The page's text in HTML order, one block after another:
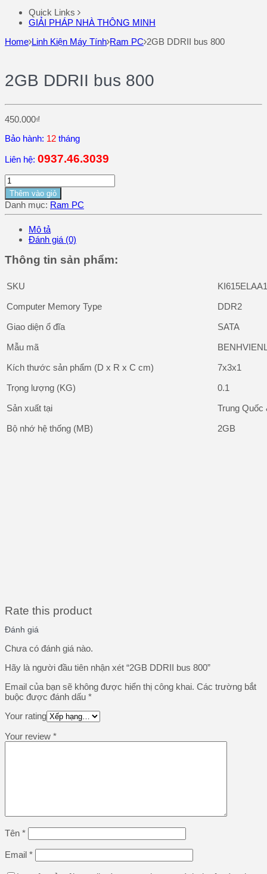
Quick Links
GIẢI PHÁP NHÀ THÔNG MINH
Home Linh Kiện Máy Tính Ram PC 2GB DDRII bus 800
2GB DDRII bus 800
450.000₫
Bảo hành: 12 tháng
Liên hệ: 0937.46.3039
Thêm vào giỏ
Danh mục: Ram PC
Mô tả
Đánh giá (0)
Thông tin sản phẩm:
SKU
Computer Memory Type
DDR2
Giao diện ổ đĩa
SATA
Mẫu mã
Kích thước sản phẩm (D x R x C cm)
7x3x1
Trọng lượng (KG)
0.1
Sản xuất tại
Trung Quốc
Bộ nhớ hệ thống (MB)
2GB
Rate this product
Đánh giá
Chưa có đánh giá nào.
Hãy là người đầu tiên nhận xét “2GB DDRII bus 800”
Email của bạn sẽ không được hiển thị công khai. Các trường bắt
buộc được đánh dấu *
Your rating
Your review *
Tên *
Email *